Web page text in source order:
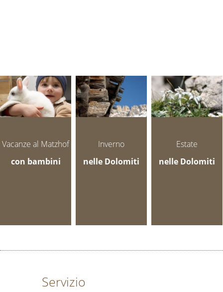
Vacanze al Matzhof
con bambini
Inverno
nelle Dolomiti
Estate
nelle Dolomiti
Servizio